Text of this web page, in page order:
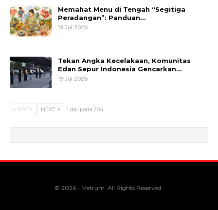
Memahat Menu di Tengah “Segitiga
Peradangan”: Panduan…
19 Jul 2026
Tekan Angka Kecelakaan, Komunitas
Edan Sepur Indonesia Gencarkan…
19 Jul 2026
PREV NEXT 1 daripada 204
© 2026 - Metrum. All Rights Reserved.